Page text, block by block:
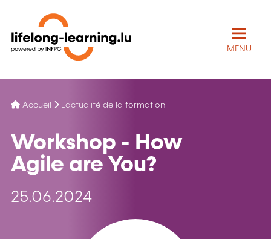
MENU
Accueil L'actualité de la formation
Workshop - How
Agile are You?
25.06.2024